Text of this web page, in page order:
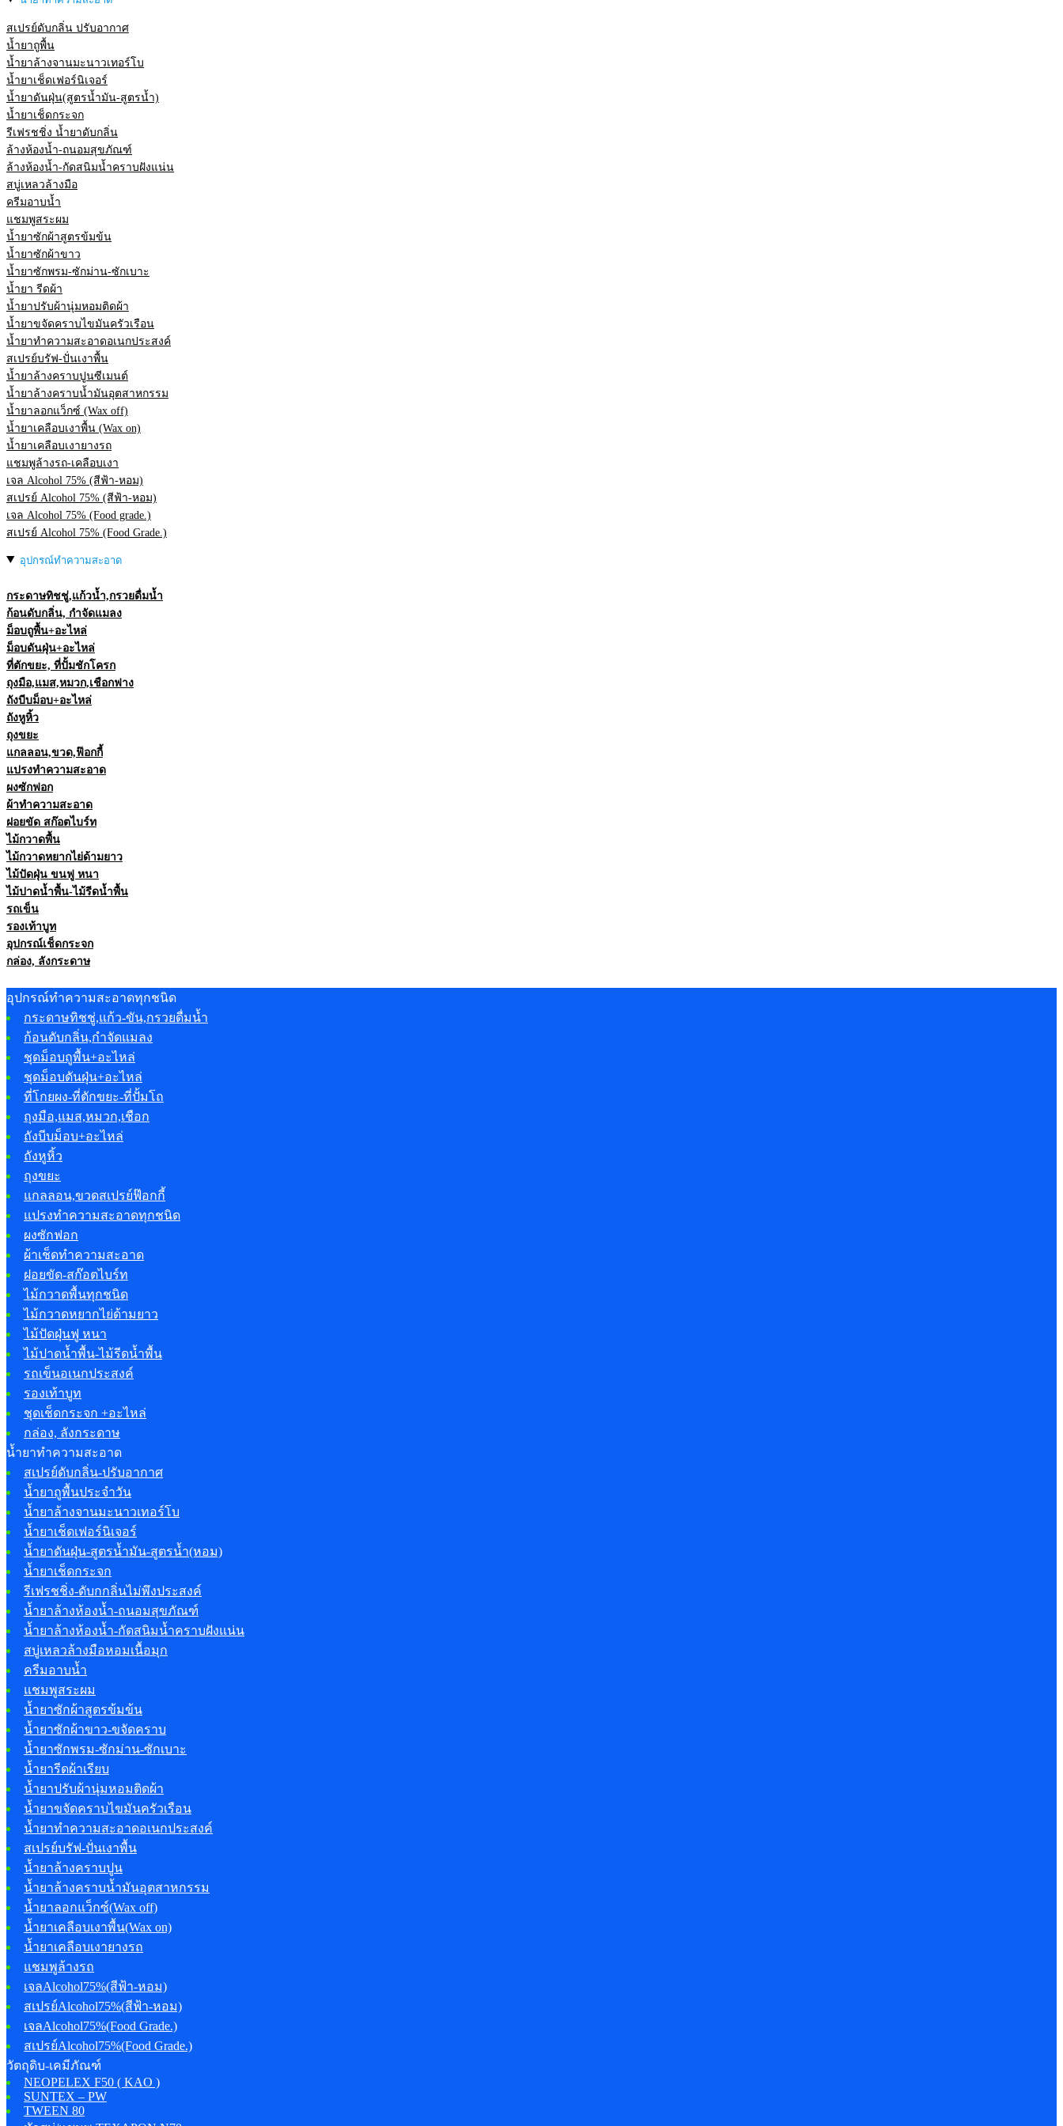
สเปรย์ดับกลิ่น ปรับอากาศ
น้ำยาถูพื้น
น้ำยาล้างจานมะนาวเทอร์โบ
น้ำยาเช็ดเฟอร์นิเจอร์
น้ำยาดันฝุ่น(สูตรน้ำมัน-สูตรน้ำ)
น้ำยาเช็ดกระจก
รีเฟรชชิ่ง น้ำยาดับกลิ่น
ล้างห้องน้ำ-ถนอมสุขภัณฑ์
ล้างห้องน้ำ-กัดสนิมน้ำคราบฝังแน่น
สบู่เหลวล้างมือ
ครีมอาบน้ำ
แชมพูสระผม
น้ำยาซักผ้าสูตรข้มข้น
น้ำยาซักผ้าขาว
น้ำยาซักพรม-ซักม่าน-ซักเบาะ
น้ำยา รีดผ้า
น้ำยาปรับผ้านุ่มหอมติดผ้า
น้ำยาขจัดคราบไขมันครัวเรือน
น้ำยาทำความสะอาดอเนกประสงค์
สเปรย์บรัฟ-ปั่นเงาพื้น
น้ำยาล้างคราบปูนซีเมนต์
น้ำยาล้างคราบน้ำมันอุตสาหกรรม
น้ำยาลอกแว็กซ์ (Wax off)
น้ำยาเคลือบเงาพื้น (Wax on)
น้ำยาเคลือบเงายางรถ
แชมพูล้างรถ-เคลือบเงา
เจล Alcohol 75% (สีฟ้า-หอม)
สเปรย์ Alcohol 75% (สีฟ้า-หอม)
เจล Alcohol 75% (Food grade.)
สเปรย์ Alcohol 75% (Food Grade.)
อุปกรณ์ทำความสะอาด
กระดาษทิชชู่,แก้วน้ำ,กรวยดื่มน้ำ
ก้อนดับกลิ่น, กำจัดแมลง
ม็อบถูพื้น+อะไหล่
ม็อบดันฝุ่น+อะไหล่
ที่ตักขยะ, ที่ปั้มชักโครก
ถุงมือ,แมส,หมวก,เชือกฟาง
ถังบีบม็อบ+อะไหล่
ถังหูหิ้ว
ถุงขยะ
แกลลอน,ขวด,ฟ๊อกกี้
แปรงทำความสะอาด
ผงซักฟอก
ผ้าทำความสะอาด
ฝอยขัด สก๊อตไบร์ท
ไม้กวาดพื้น
ไม้กวาดหยากไย่ด้ามยาว
ไม้ปัดฝุ่น ขนฟู หนา
ไม้ปาดน้ำพื้น-ไม้รีดน้ำพื้น
รถเข็น
รองเท้าบูท
อุปกรณ์เช็ดกระจก
กล่อง, ลังกระดาษ
อุปกรณ์ทำความสะอาดทุกชนิด
กระดาษทิชชู่,แก้ว-ขัน,กรวยดื่มน้ำ
ก้อนดับกลิ่น,กำจัดแมลง
ชุดม็อบถูพื้น+อะไหล่
ชุดม็อบดันฝุ่น+อะไหล่
ที่โกยผง-ที่ตักขยะ-ที่ปั้มโถ
ถุงมือ,แมส,หมวก,เชือก
ถังบีบม็อบ+อะไหล่
ถังหูหิ้ว
ถุงขยะ
แกลลอน,ขวดสเปรย์ฟ๊อกกี้
แปรงทำความสะอาดทุกชนิด
ผงซักฟอก
ผ้าเช็ดทำความสะอาด
ฝอยขัด-สก๊อตไบร์ท
ไม้กวาดพื้นทุกชนิด
ไม้กวาดหยากไย่ด้ามยาว
ไม้ปัดฝุ่นฟู หนา
ไม้ปาดน้ำพื้น-ไม้รีดน้ำพื้น
รถเข็นอเนกประสงค์
รองเท้าบูท
ชุดเช็ดกระจก +อะไหล่
กล่อง, ลังกระดาษ
น้ำยาทำความสะอาด
สเปรย์ดับกลิ่น-ปรับอากาศ
น้ำยาถูพื้นประจำวัน
น้ำยาล้างจานมะนาวเทอร์โบ
น้ำยาเช็ดเฟอร์นิเจอร์
น้ำยาดันฝุ่น-สูตรน้ำมัน-สูตรน้ำ(หอม)
น้ำยาเช็ดกระจก
รีเฟรชชิ่ง-ดับกกลิ่นไม่พึงประสงค์
น้ำยาล้างห้องน้ำ-ถนอมสุขภัณฑ์
น้ำยาล้างห้องน้ำ-กัดสนิมน้ำคราบฝังแน่น
สบู่เหลวล้างมือหอมเนื้อมุก
ครีมอาบน้ำ
แชมพูสระผม
น้ำยาซักผ้าสูตรข้มข้น
น้ำยาซักผ้าขาว-ขจัดคราบ
น้ำยาซักพรม-ซักม่าน-ซักเบาะ
น้ำยารีดผ้าเรียบ
น้ำยาปรับผ้านุ่มหอมติดผ้า
น้ำยาขจัดคราบไขมันครัวเรือน
น้ำยาทำความสะอาดอเนกประสงค์
สเปรย์บรัฟ-ปั่นเงาพื้น
น้ำยาล้างคราบปูน
น้ำยาล้างคราบน้ำมันอุตสาหกรรม
น้ำยาลอกแว็กซ์(Wax off)
น้ำยาเคลือบเงาพื้น(Wax on)
น้ำยาเคลือบเงายางรถ
แชมพูล้างรถ
เจลAlcohol75%(สีฟ้า-หอม)
สเปรย์Alcohol75%(สีฟ้า-หอม)
เจลAlcohol75%(Food Grade.)
สเปรย์Alcohol75%(Food Grade.)
วัตถุดิบ-เคมีภัณฑ์
NEOPELEX F50 ( KAO )
SUNTEX – PW
TWEEN 80